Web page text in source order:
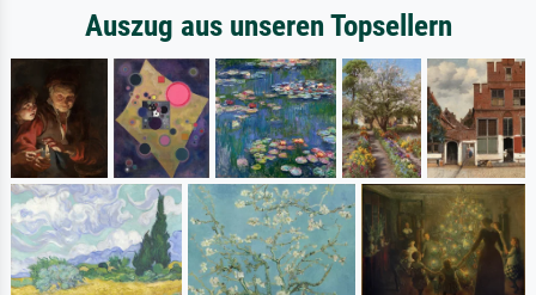
Auszug aus unseren Topsellern